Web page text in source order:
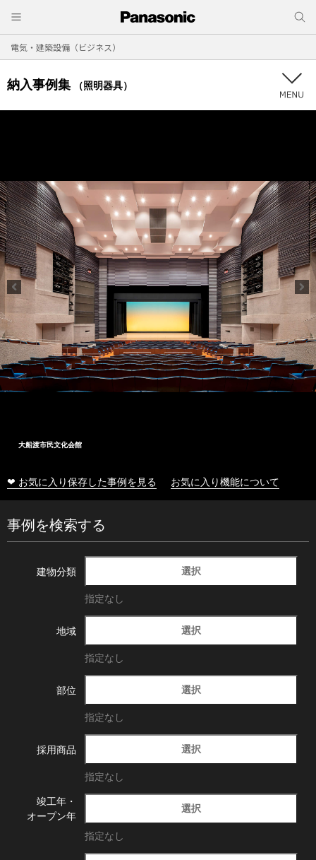
電気・建築設備（ビジネス）
納入事例集 （照明器具）
❤ お気に入り保存した事例を見る お気に入り機能について
事例を検索する
建物分類 選択
指定なし
地域 選択
指定なし
部位 選択
指定なし
採用商品 選択
指定なし
竣工年・
オープン年
選択
指定なし